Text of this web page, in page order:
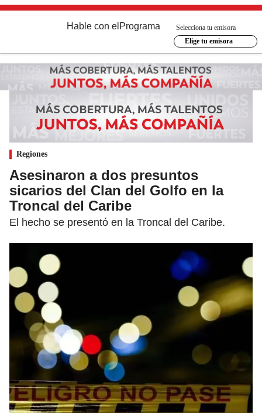
Hable con el Programa
Selecciona tu emisora
Elige tu emisora
Regiones
Asesinaron a dos presuntos
sicarios del Clan del Golfo en la
Troncal del Caribe
El hecho se presentó en la Troncal del Caribe.